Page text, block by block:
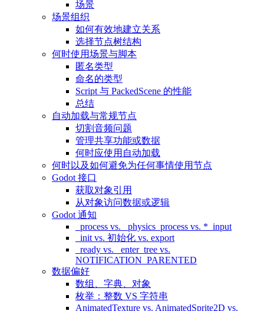
场景
场景组织
如何有效地建立关系
选择节点树结构
何时使用场景与脚本
匿名类型
命名的类型
Script 与 PackedScene 的性能
总结
自动加载与常规节点
切割音频问题
管理共享功能或数据
何时应使用自动加载
何时以及如何避免为任何事情使用节点
Godot 接口
获取对象引用
从对象访问数据或逻辑
Godot 通知
_process vs. _physics_process vs. *_input
_init vs. 初始化 vs. export
_ready vs. _enter_tree vs.
NOTIFICATION_PARENTED
数据偏好
数组、字典、对象
枚举：整数 VS 字符串
AnimatedTexture vs. AnimatedSprite2D vs.